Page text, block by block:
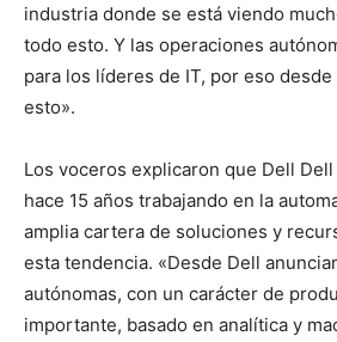
industria donde se está viendo
todo esto. Y las operaciones
para los líderes de IT, por eso
esto».
Los voceros explicaron que Dell
hace 15 años trabajando en la
amplia cartera de soluciones y
esta tendencia. «Desde Dell
autónomas, con un carácter de
importante, basado en analítica y